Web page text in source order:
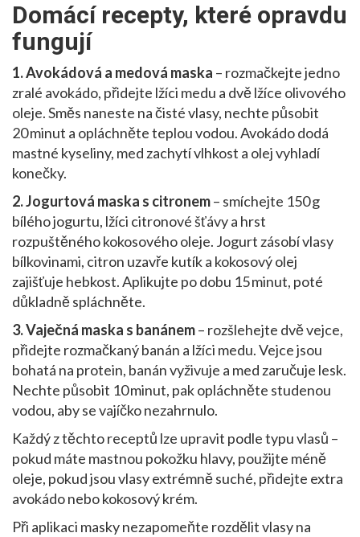
Domácí recepty, které opravdu
fungují
1. Avokádová a medová maska – rozmačkejte jedno
zralé avokádo, přidejte lžíci medu a dvě lžíce olivového
oleje. Směs naneste na čisté vlasy, nechte působit
20 minut a opláchněte teplou vodou. Avokádo dodá
mastné kyseliny, med zachytí vlhkost a olej vyhladí
konečky.
2. Jogurtová maska s citronem– smíchejte 150 g
bílého jogurtu, lžíci citronové šťávy a hrst
rozpuštěného kokosového oleje. Jogurt zásobí vlasy
bílkovinami, citron uzavře kutík a kokosový olej
zajišťuje hebkost. Aplikujte po dobu 15 minut, poté
důkladně spláchněte.
3. Vaječná maska s banánem– rozšlehejte dvě vejce,
přidejte rozmačkaný banán a lžíci medu. Vejce jsou
bohatá na protein, banán vyživuje a med zaručuje lesk.
Nechte působit 10 minut, pak opláchněte studenou
vodou, aby se vajíčko nezahrnulo.
Každý z těchto receptů lze upravit podle typu vlasů –
pokud máte mastnou pokožku hlavy, použijte méně
oleje, pokud jsou vlasy extrémně suché, přidejte extra
avokádo nebo kokosový krém.
Při aplikaci masky nezapomeňte rozdělit vlasy na